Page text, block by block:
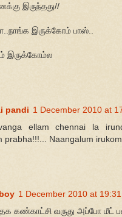
இருந்தது//
இருக்கோம் பாஸ்..
இருக்கோம்ல
pandi 1 December 2010 at
ellam chennai la
prabha!!!... Naangalum
1 December 2010 at 19:31
கண்காட்சி வருது அப்போ